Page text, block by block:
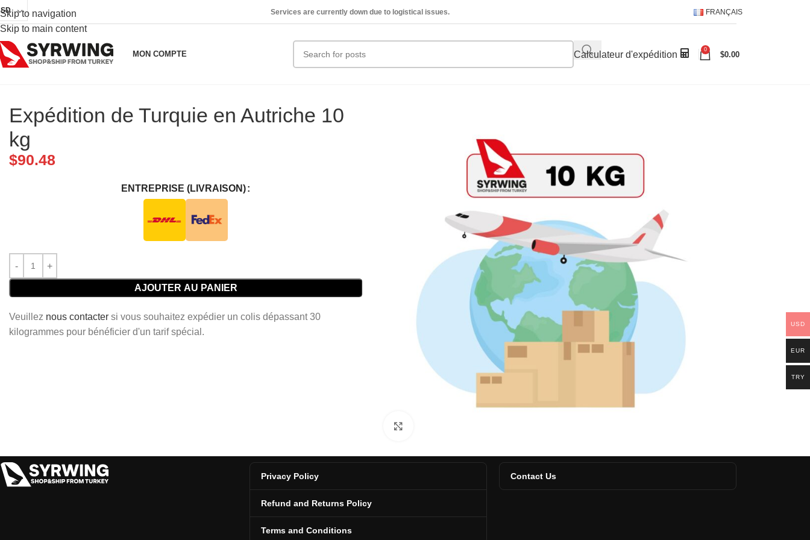
Skip to navigation
Skip to main content
Services are currently down due to logistical issues. FRANÇAIS
MON COMPTE Calculateur d'expédition 0
$0.00
Expédition de Turquie en Autriche 10
kg
$90.48
ENTREPRISE (LIVRAISON)
AJOUTER AU PANIER
Veuillez nous contacter si vous souhaitez expédier un colis dépassant 30
kilogrammes pour bénéficier d'un tarif spécial.
Privacy Policy
Refund and Returns Policy
Terms and Conditions
Contact Us
USD
EUR
TRY